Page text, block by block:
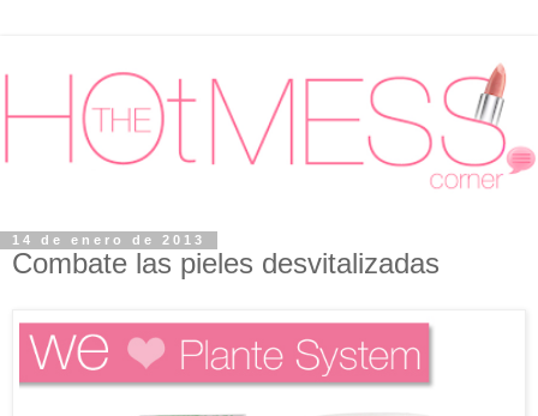
14 de enero de 2013
Combate las pieles desvitalizadas